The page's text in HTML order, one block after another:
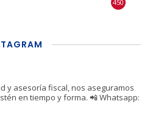
450
y asesoría fiscal, nos aseguramos
en tiempo y forma. 📲 Whatsapp: